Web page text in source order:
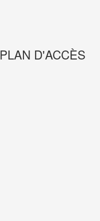
PLAN D'ACCÈS